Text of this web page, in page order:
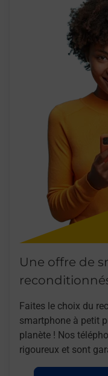
Une offre de
Faites le choix du
smartphone à petit
planète ! Nos
rigoureux et sont